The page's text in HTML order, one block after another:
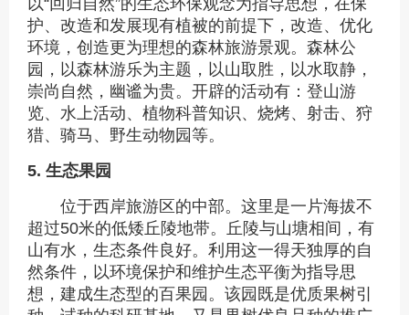
护、改造和发展现有植被的前提下，改造、优化
环境，创造更为理想的森林旅游景观。森林公
园，以森林游乐为主题，以山取胜，以水取静，
崇尚自然，幽谧为贵。开辟的活动有：登山游
览、水上活动、植物科普知识、烧烤、射击、狩
猎、骑马、野生动物园等。
5. 生态果园
位于西岸旅游区的中部。这里是一片海拔不
超过50米的低矮丘陵地带。丘陵与山塘相间，有
山有水，生态条件良好。利用这一得天独厚的自
然条件，以环境保护和维护生态平衡为指导思
想，建成生态型的百果园。该园既是优质果树引